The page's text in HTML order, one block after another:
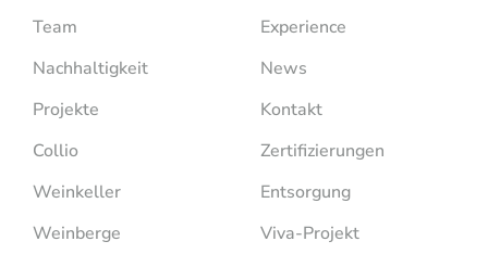
Team
Nachhaltigkeit
Projekte
Collio
Weinkeller
Weinberge
Experience
News
Kontakt
Zertifizierungen
Entsorgung
Viva-Projekt